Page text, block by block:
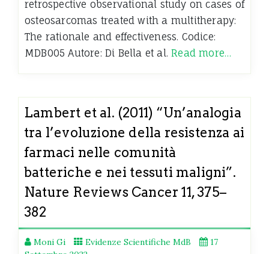
retrospective observational study on cases of
osteosarcomas treated with a multitherapy:
The rationale and effectiveness. Codice:
MDB005 Autore: Di Bella et al.Read more…
Lambert et al. (2011) “Un’analogia
tra l’evoluzione della resistenza ai
farmaci nelle comunità
batteriche e nei tessuti maligni”.
Nature Reviews Cancer 11, 375–
382
Moni Gi Evidenze Scientifiche MdB
17